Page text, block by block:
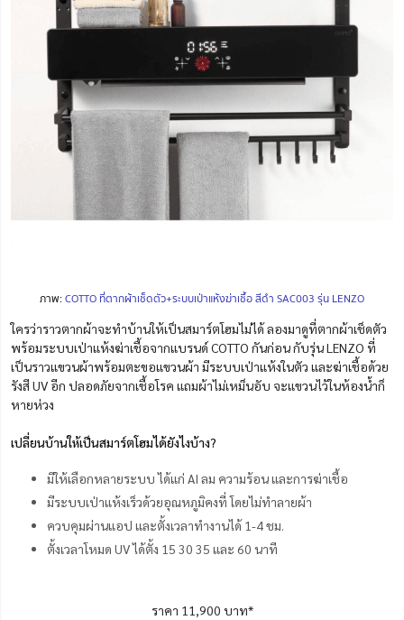
ภาพ:COTTO ที่ตากผ้าเช็ดตัว+ระบบเป่าแห้งฆ่าเชื้อ สีดำ SAC003 รุ่น LENZO
ใครว่าราวตากผ้าจะทำบ้านให้เป็นสมาร์ตโฮมไม่ได้ ลองมาดูที่ตากผ้าเช็ดตัว
พร้อมระบบเป่าแห้งฆ่าเชื้อจากแบรนด์ COTTO กันก่อน กับรุ่น LENZO ที่
เป็นราวแขวนผ้าพร้อมตะขอแขวนผ้า มีระบบเป่าแห้งในตัว และฆ่าเชื้อด้วย
รังสี UV อีก ปลอดภัยจากเชื้อโรค แถมผ้าไม่เหม็นอับ จะแขวนไว้ในห้องน้ำก็
หายห่วง
เปลี่ยนบ้านให้เป็นสมาร์ตโฮมได้ยังไงบ้าง?
มีให้เลือกหลายระบบ ได้แก่ AI ลม ความร้อน และการฆ่าเชื้อ
มีระบบเป่าแห้งเร็วด้วยอุณหภูมิคงที่ โดยไม่ทำลายผ้า
ควบคุมผ่านแอป และตั้งเวลาทำงานได้ 1-4 ชม.
ตั้งเวลาโหมด UV ได้ตั้ง 15 30 35 และ 60 นาที
ราคา 11,900 บาท*